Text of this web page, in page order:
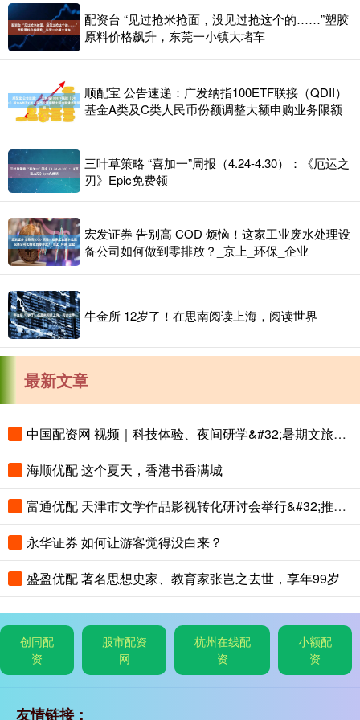
配资台 “见过抢米抢面，没见过抢这个的……”塑胶
原料价格飙升，东莞一小镇大堵车
顺配宝 公告速递：广发纳指100ETF联接（QDII）
基金A类及C类人民币份额调整大额申购业务限额
三叶草策略 “喜加一”周报（4.24-4.30）：《厄运之
刃》Epic免费领
宏发证券 告别高 COD 烦恼！这家工业废水处理设
备公司如何做到零排放？_京上_环保_企业
牛金所 12岁了！在思南阅读上海，阅读世界
最新文章
中国配资网 视频｜科技体验、夜间研学&#32;暑期文旅花样上新
海顺优配 这个夏天，香港书香满城
富通优配 天津市文学作品影视转化研讨会举行&#32;推动津派文学从“纸间”到“屏间”
永华证券 如何让游客觉得没白来？
盛盈优配 著名思想史家、教育家张岂之去世，享年99岁
创同配
资
股市配资
网
杭州在线配
资
小额配
资
友情链接：